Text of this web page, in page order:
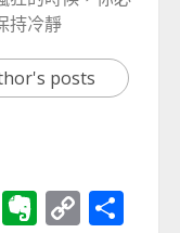
持冷靜
posts
WeChat
Evernote
Copy